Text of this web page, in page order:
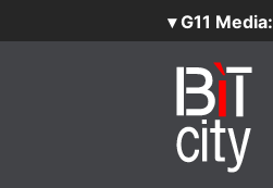
▾ G11 Media: